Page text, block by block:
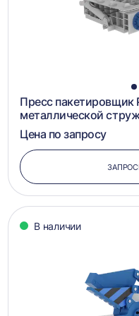
1
Пресс пакетировщик
металлической
Цена по запросу
В наличии